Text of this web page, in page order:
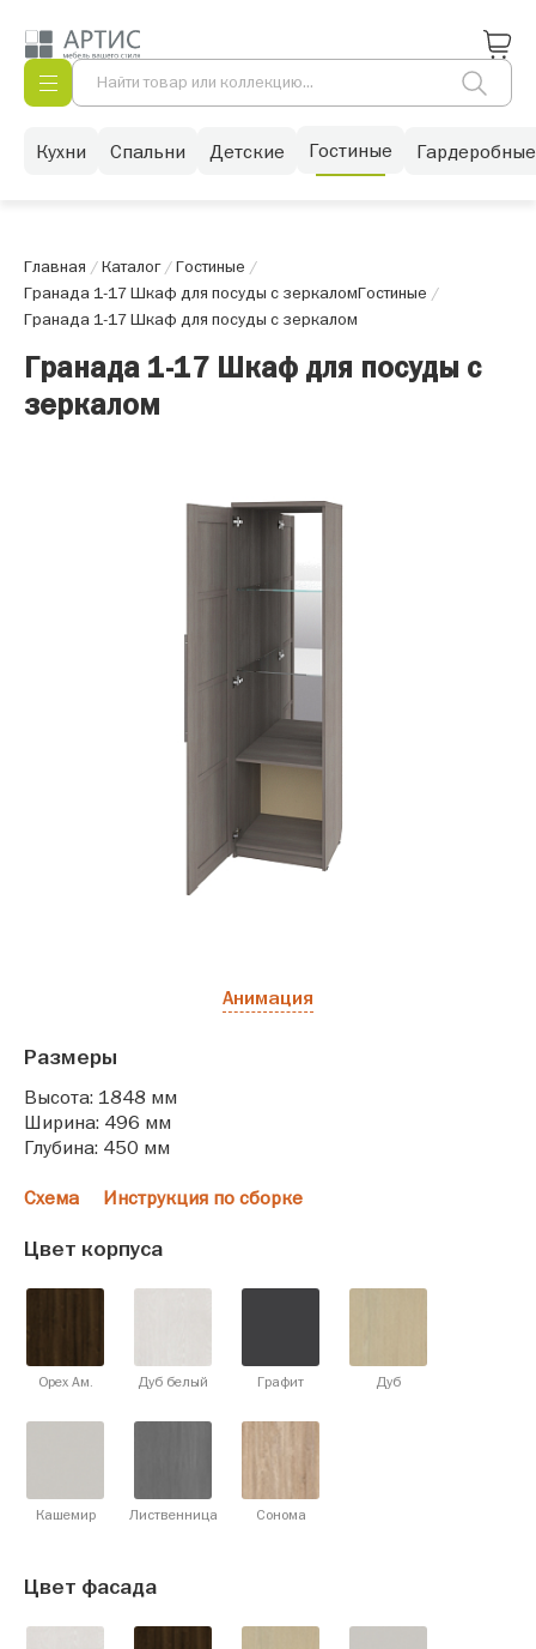
Кухни Спальни Детские Гостиные Гардеробные
Главная /Каталог/Гостиные /
Гранада 1-17 Шкаф для посуды с зеркаломГостиные /
Гранада 1-17 Шкаф для посуды с зеркалом
Гранада 1-17 Шкаф для посуды с
зеркалом
Анимация
Размеры
Высота: 1848 мм
Ширина: 496 мм
Глубина: 450 мм
Схема Инструкция по сборке
Цвет корпуса
Орех Ам. Дуб белый Графит Дуб
Кашемир Лиственница Сонома
Цвет фасада